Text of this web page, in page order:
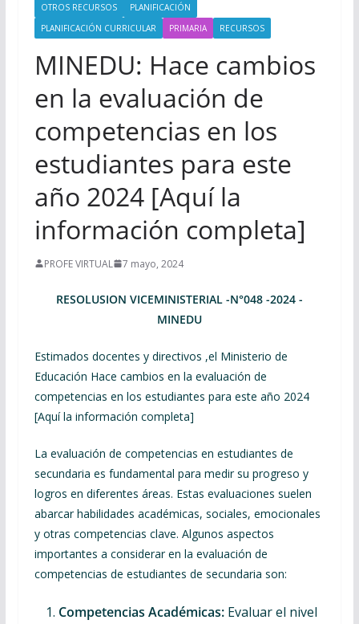
OTROS RECURSOS
PLANIFICACIÓN
PLANIFICACIÓN CURRICULAR
PRIMARIA RECURSOS
MINEDU: Hace cambios
en la evaluación de
competencias en los
estudiantes para este
año 2024 [Aquí la
información completa]
PROFE VIRTUAL 7 mayo, 2024
RESOLUSION VICEMINISTERIAL -N°048 -2024 -
MINEDU
Estimados docentes y directivos ,el Ministerio de
Educación Hace cambios en la evaluación de
competencias en los estudiantes para este año 2024
[Aquí la información completa]
La evaluación de competencias en estudiantes de
secundaria es fundamental para medir su progreso y
logros en diferentes áreas. Estas evaluaciones suelen
abarcar habilidades académicas, sociales, emocionales
y otras competencias clave. Algunos aspectos
importantes a considerar en la evaluación de
competencias de estudiantes de secundaria son:
Competencias Académicas:Evaluar el nivel